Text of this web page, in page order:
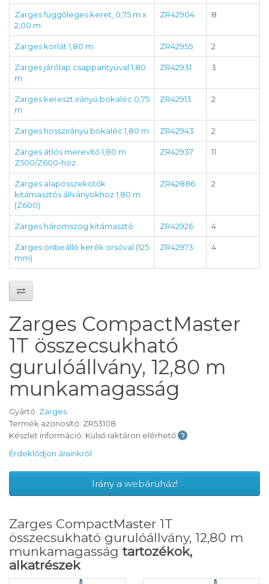
Zarges függőleges keret, 0,75 m x
2,00 m
ZR42904 8
Zarges korlát 1,80 m ZR42955 2
Zarges járólap csappantyúval 1,80
m
ZR42931 3
Zarges kereszt irányú bokaléc 0,75
m
ZR42913 2
Zarges hosszirányú bokaléc 1,80 m ZR42943 2
Zarges átlós merevítő 1,80 m
Z500/Z600-hoz
ZR42937 11
Zarges alapösszekötők
kitámasztós állványokhoz 1,80 m
(Z600)
ZR42886 2
Zarges háromszög kitámasztó ZR42926 4
Zarges önbeálló kerék orsóval (125
mm)
ZR42973 4
Zarges CompactMaster
1T összecsukható
gurulóállvány, 12,80 m
munkamagasság
Gyártó: Zarges
Termék azonosító: ZR53108
Készlet információ: Külső raktáron elérhető
Érdeklődjön árainkról
Irány a webáruház!
Zarges CompactMaster 1T
összecsukható gurulóállvány, 12,80 m
munkamagasság tartozékok,
alkatrészek